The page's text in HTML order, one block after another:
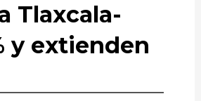
Tlaxcala-
y extienden